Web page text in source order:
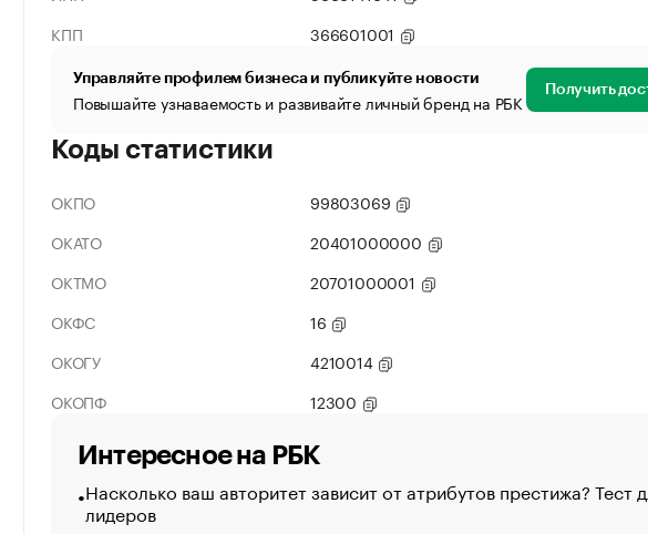
КПП
366601001
Управляйте профилем бизнеса и публикуйте новости
Повышайте узнаваемость и развивайте личный бренд на РБК Получить
Коды статистики
ОКПО
99803069
ОКАТО
20401000000
ОКТМО
20701000001
ОКФС
16
ОКОГУ
4210014
ОКОПФ
12300
Интересное на РБК
Насколько ваш авторитет зависит от атрибутов престижа? Тест
лидеров